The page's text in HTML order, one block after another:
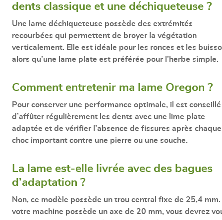
dents classique et une déchiqueteuse ?
Une lame déchiqueteuse possède des extrémités
recourbées qui permettent de broyer la végétation
verticalement. Elle est idéale pour les ronces et les
alors qu’une lame plate est préférée pour l’herbe simple.
Comment entretenir ma lame Oregon ?
Pour conserver une performance optimale, il est conseillé
d’affûter régulièrement les dents avec une lime plate
adaptée et de vérifier l’absence de fissures après chaque
choc important contre une pierre ou une souche.
La lame est-elle livrée avec des bagues
d’adaptation ?
Non, ce modèle possède un trou central fixe de 25,4 mm.
votre machine possède un axe de 20 mm, vous devrez